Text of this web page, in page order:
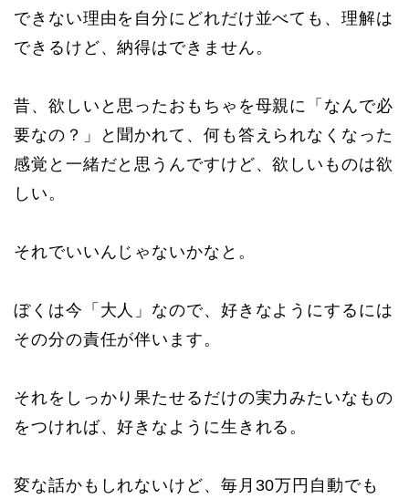
できない理由を自分にどれだけ並べても、理解は
できるけど、納得はできません。
昔、欲しいと思ったおもちゃを母親に「なんで必
要なの？」と聞かれて、何も答えられなくなった
感覚と一緒だと思うんですけど、欲しいものは欲
しい。
それでいいんじゃないかなと。
ぼくは今「大人」なので、好きなようにするには
その分の責任が伴います。
それをしっかり果たせるだけの実力みたいなもの
をつければ、好きなように生きれる。
変な話かもしれないけど、毎月30万円自動でも